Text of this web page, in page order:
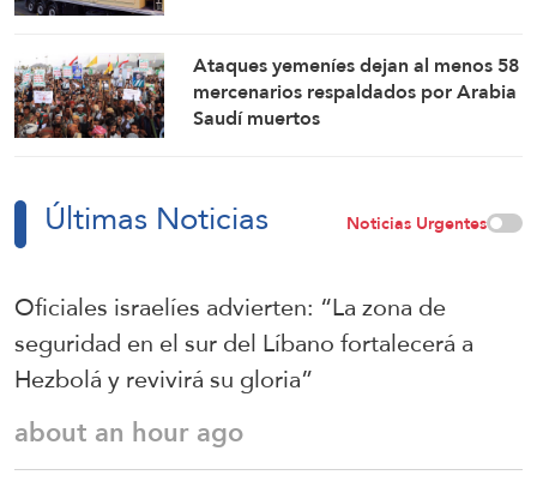
Ataques yemeníes dejan al menos 58
mercenarios respaldados por Arabia
Saudí muertos
Últimas Noticias Noticias Urgentes
Oficiales israelíes advierten: “La zona de
seguridad en el sur del Líbano fortalecerá a
Hezbolá y revivirá su gloria”
about an hour ago